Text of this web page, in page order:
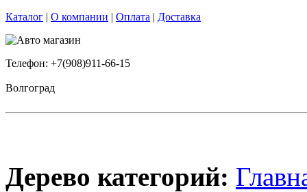
Каталог | О компании | Оплата | Доставка
Телефон: +7(908)911-66-15
Волгоград
Дерево категорий: